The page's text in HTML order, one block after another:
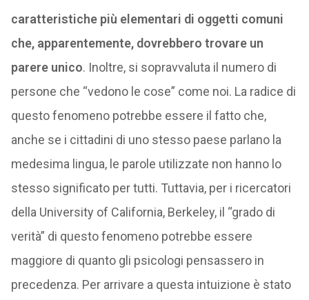
caratteristiche più elementari di oggetti comuni
che, apparentemente, dovrebbero trovare un
parere unico. Inoltre, si sopravvaluta il numero di
persone che “vedono le cose” come noi. La radice di
questo fenomeno potrebbe essere il fatto che,
anche se i cittadini di uno stesso paese parlano la
medesima lingua, le parole utilizzate non hanno lo
stesso significato per tutti. Tuttavia, per i ricercatori
della University of California, Berkeley, il “grado di
verità” di questo fenomeno potrebbe essere
maggiore di quanto gli psicologi pensassero in
precedenza. Per arrivare a questa intuizione è stato